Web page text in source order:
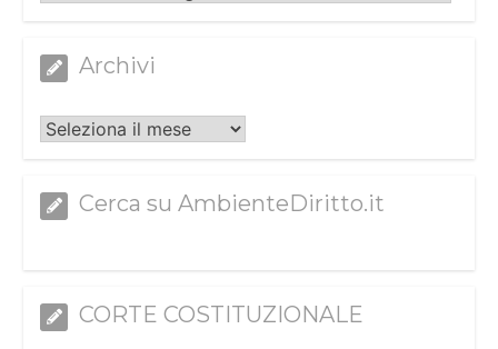
Archivi
Archivi
Cerca su AmbienteDiritto.it
CORTE COSTITUZIONALE